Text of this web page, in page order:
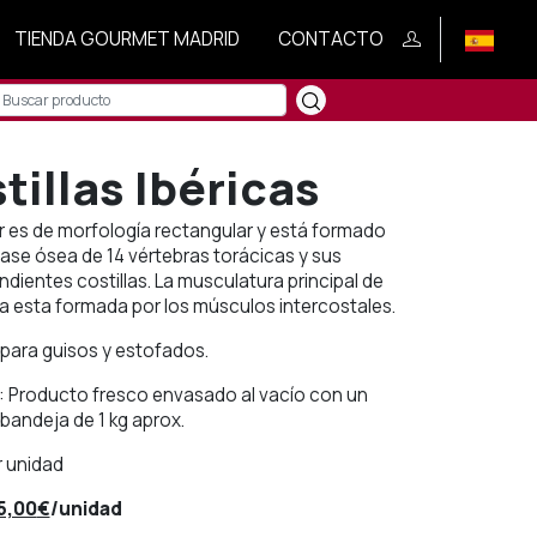
TIENDA GOURMET MADRID CONTACTO
Ibéricas
es de morfología rectangular y está formado
ósea de 14 vértebras torácicas y sus
costillas. La musculatura principal de
esta formada por los músculos intercostales.
guisos y estofados.
Producto fresco envasado al vacío con un
de 1 kg aprox.
unidad
€El
/unidad